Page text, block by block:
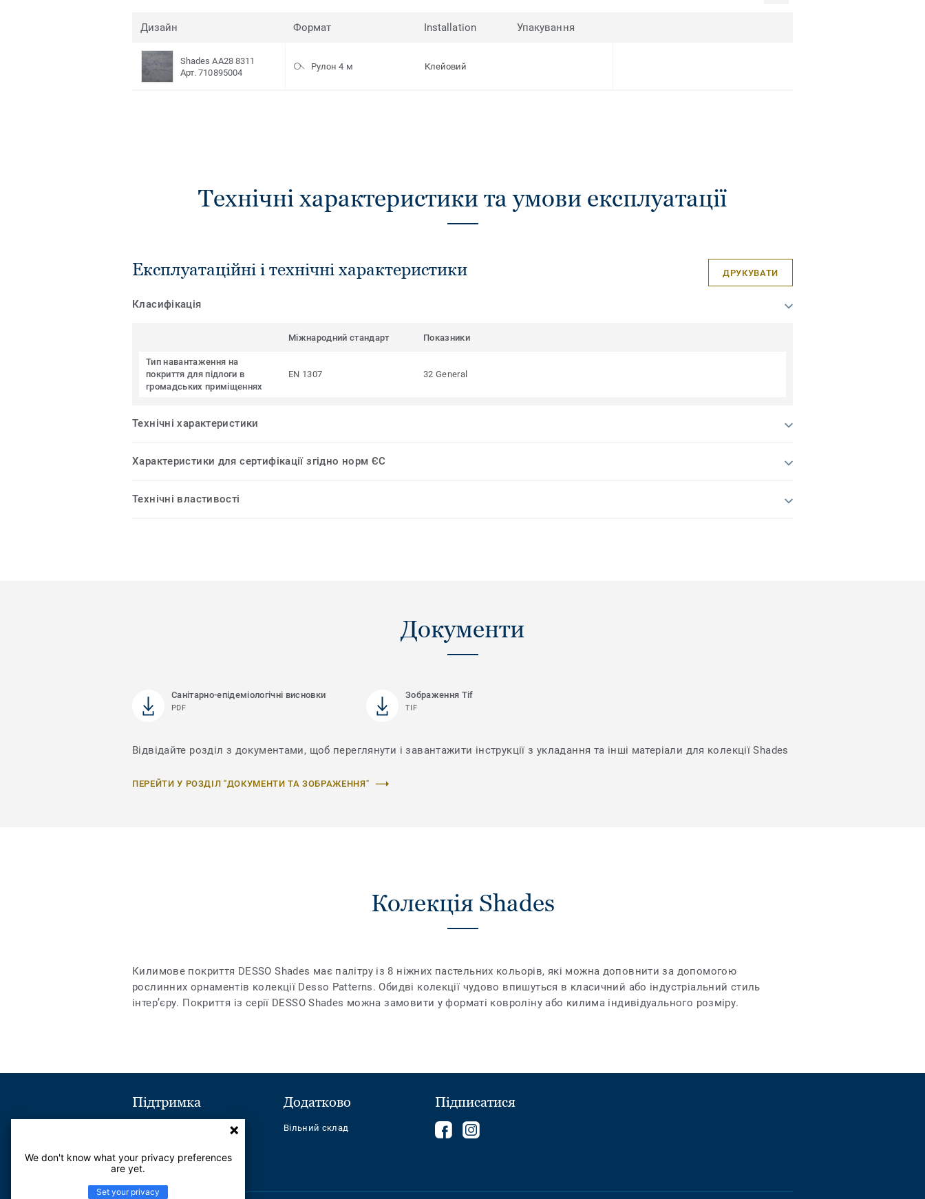
Дизайн Формат Installation Упакування
Shades AA28 8311
Арт. 710895004
Рулон 4 м Клейовий
Технічні характеристики та умови експлуатації
Експлуатаційні і технічні характеристики ДРУКУВАТИ
Класифікація
Міжнародний стандарт Показники
Тип навантаження на
покриття для підлоги в
громадських приміщеннях
EN 1307 32 General
Технічні характеристики
Характеристики для сертифікації згідно норм ЄС
Технічні властивості
Документи
Санітарно-епідеміологічні висновки
PDF
Зображення Tif
TIF
Відвідайте розділ з документами, щоб переглянути і завантажити інструкції з укладання та інші матеріали для колекції Shades
ПЕРЕЙТИ У РОЗДІЛ "ДОКУМЕНТИ ТА ЗОБРАЖЕННЯ"
Колекція Shades
Килимове покриття DESSO Shades має палітру із 8 ніжних пастельних кольорів, які можна доповнити за допомогою
рослинних орнаментів колекції Desso Patterns. Обидві колекції чудово впишуться в класичний або індустріальний стиль
інтер’єру. Покриття із серії DESSO Shades можна замовити у форматі ковроліну або килима індивідуального розміру.
Підтримка
Надіслати повідомлення
+380443545621
Найчастіші питання
Додатково
Вільний склад
Підписатися
FollowFollow
We don't know what your privacy preferences
are yet.
Set your privacy